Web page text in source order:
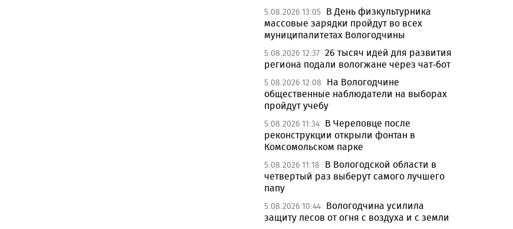
5.08.2026 13:05 В День физкультурника
массовые зарядки пройдут во всех
муниципалитетах Вологодчины
5.08.2026 12:37 26 тысяч идей для развития
региона подали вологжане через чат-бот
5.08.2026 12:08
На Вологодчине
общественные наблюдатели на выборах
пройдут учебу
5.08.2026 11:34 В Череповце после
реконструкции открыли фонтан в
Комсомольском парке
5.08.2026 11:18
В Вологодской области в
четвертый раз выберут самого лучшего
папу
5.08.2026 10:44 Вологодчина усилила
защиту лесов от огня с воздуха и с земли